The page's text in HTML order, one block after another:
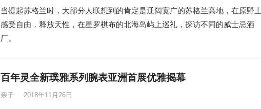
当提起苏格兰时，大部分人联想到的肯定是辽阔宽广的苏格兰高地，在原野
感受自由，释放天性，在星罗棋布的北海岛屿上巡礼，探访不同的威士忌酒
厂。
百年灵全新璞雅系列腕表亚洲首展优雅揭幕
亲子 2018年11月26日